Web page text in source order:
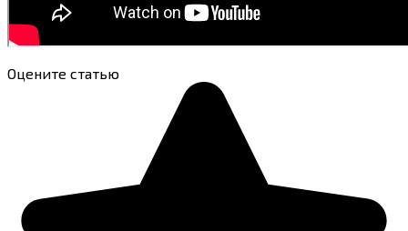
Оцените статью